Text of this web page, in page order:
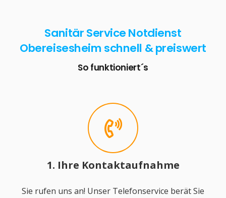
Sanitär Service Notdienst
Obereisesheim schnell & preiswert
So funktioniert´s
1. Ihre Kontaktaufnahme
Sie rufen uns an! Unser Telefonservice berät Sie